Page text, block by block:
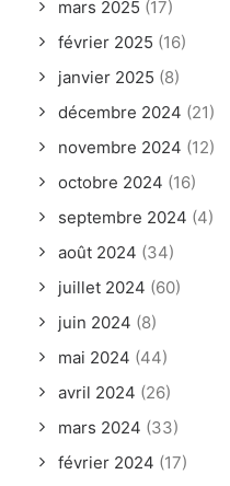
mars 2025 (17)
février 2025 (16)
janvier 2025 (8)
décembre 2024 (21)
novembre 2024 (12)
octobre 2024 (16)
septembre 2024 (4)
août 2024 (34)
juillet 2024 (60)
juin 2024 (8)
mai 2024 (44)
avril 2024 (26)
mars 2024 (33)
février 2024 (17)